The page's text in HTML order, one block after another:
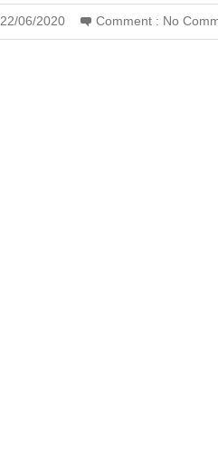
22/06/2020 Comment : No